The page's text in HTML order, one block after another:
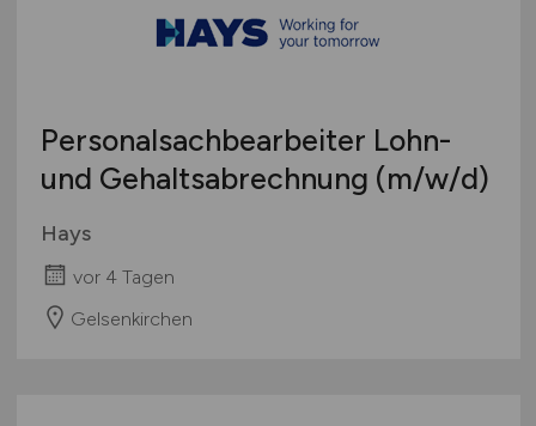
Personalsachbearbeiter Lohn-
und Gehaltsabrechnung (m/w/d)
Hays
vor 4 Tagen
Gelsenkirchen